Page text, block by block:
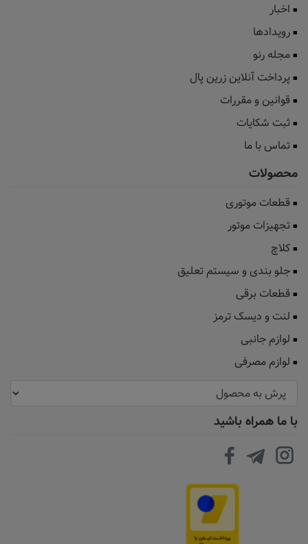
اخبار
رویدادها
مجله رنو
پرداخت آنلاین زرین پال
قوانین و مقررات
ثبت شکایات
تماس با ما
محصولات
قطعات موتوری
تجهیزات موتور
کلاچ
جلو بندی و سیستم تعلیق
قطعات برقی
لنت و دیسک ترمز
لوازم جانبی
لوازم مصرفی
با ما همراه باشید